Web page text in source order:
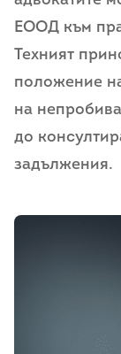
ЕООД към
Техният
положение
на
до
задължения.